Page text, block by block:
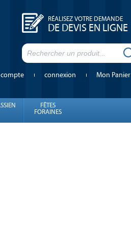
connexion Mon Panier
FÊTES
FORAINES
RÉALISEZ VOTRE DEMANDE
DE DEVIS EN LIGNE